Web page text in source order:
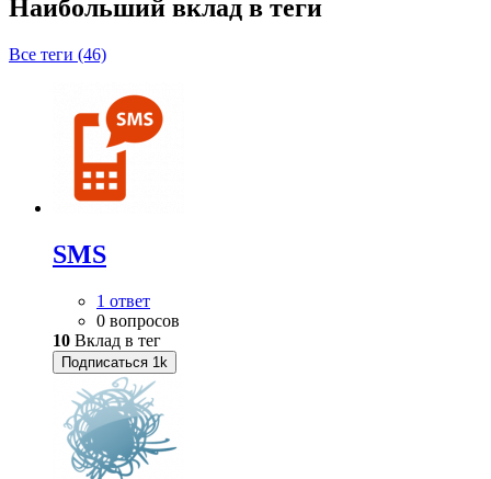
Наибольший вклад в теги
Все теги (46)
SMS
1 ответ
0 вопросов
10 Вклад в тег
Подписаться 1k